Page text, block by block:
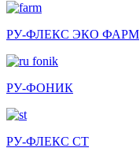
РУ-ФЛЕКС ЭКО ФАРМ
РУ-ФОНИК
РУ-ФЛЕКС СТ